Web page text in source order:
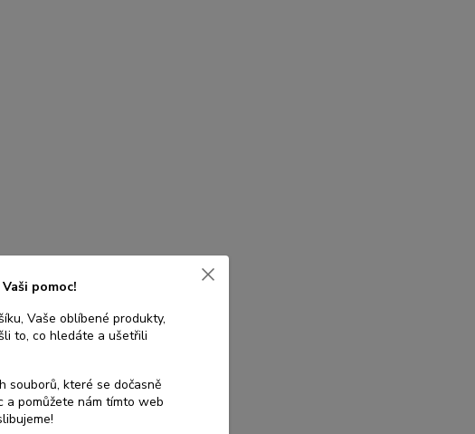
pomoc!
Vaše oblíbené produkty,
to, co hledáte a ušetřili
souborů, které se dočasně
a pomůžete nám tímto web